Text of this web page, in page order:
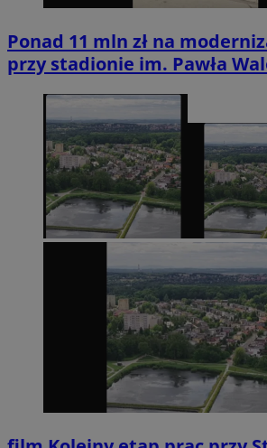
Ponad 11 mln zł na
przy stadionie im. Pawła